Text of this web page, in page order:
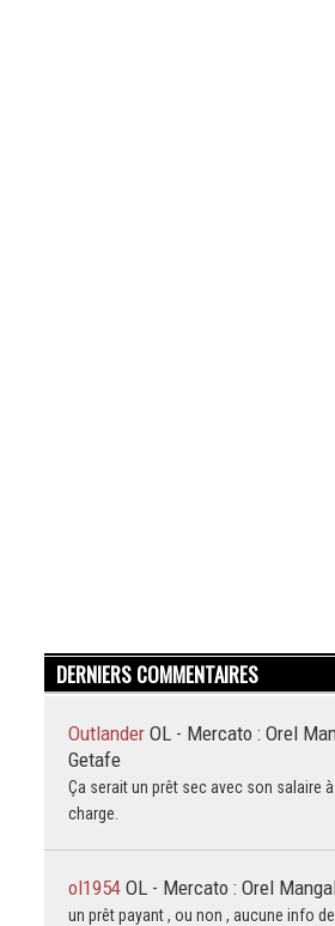
DERNIERS COMMENTAIRES
Outlander OL - Mercato : Orel
Getafe
Ça serait un prêt sec avec son salaire
charge.
ol1954 OL - Mercato : Orel
un prêt payant , ou non , aucune info